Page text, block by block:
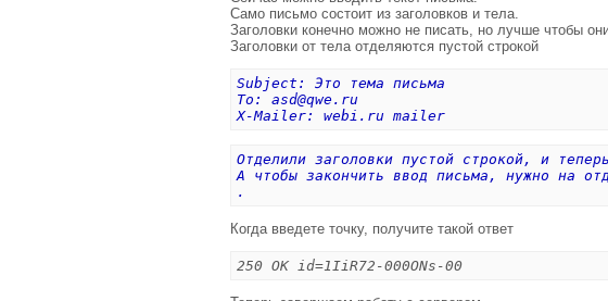
Само письмо состоит из заголовков и тела.
Заголовки конечно можно не писать, но лучше чтобы
Заголовки от тела отделяются пустой строкой
Subject: Это тема письма
To: asd@qwe.ru
X-Mailer: webi.ru mailer
Отделили заголовки пустой строкой, и
А чтобы закончить ввод письма, нужно на
.
Когда введете точку, получите такой ответ
250 OK id=1IiR72-000ONs-00